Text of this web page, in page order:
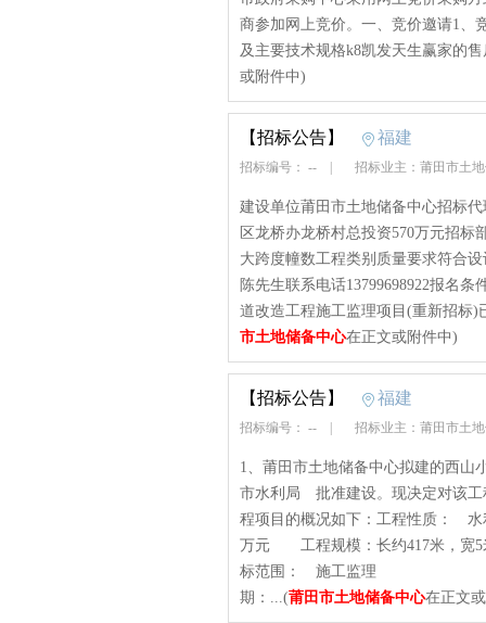
商参加网上竞价。一、竞价邀请1、
及主要技术规格k8凯发天生赢家的
或附件中)
【招标公告】 福建
招标编号： -- 招标业主：莆田市土
建设单位莆田市土地储备中心招标
区龙桥办龙桥村总投资570万元招
大跨度幢数工程类别质量要求符合
陈先生联系电话13799698922报名
道改造工程施工监理项目(重新招标
市土地储备中心在正文或附件中)
【招标公告】 福建
招标编号： -- 招标业主：莆田市土
1、莆田市土地储备中心拟建的西
市水利局 批准建设。现决定对该工
程项目的概况如下：工
万元 工程规模：长约
标范围： 施工监理 建设
期：...(莆田市土地储备中心在正文